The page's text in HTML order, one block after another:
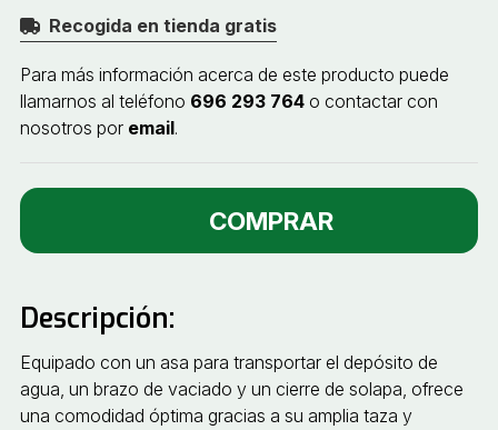
Recogida en tienda gratis
Para más información acerca de este producto puede
llamarnos al teléfono 696 293 764o contactar con
nosotros por email.
COMPRAR
Descripción:
Equipado con un asa para transportar el depósito de
agua, un brazo de vaciado y un cierre de solapa, ofrece
una comodidad óptima gracias a su amplia taza y